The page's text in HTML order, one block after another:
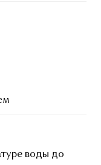
воды до